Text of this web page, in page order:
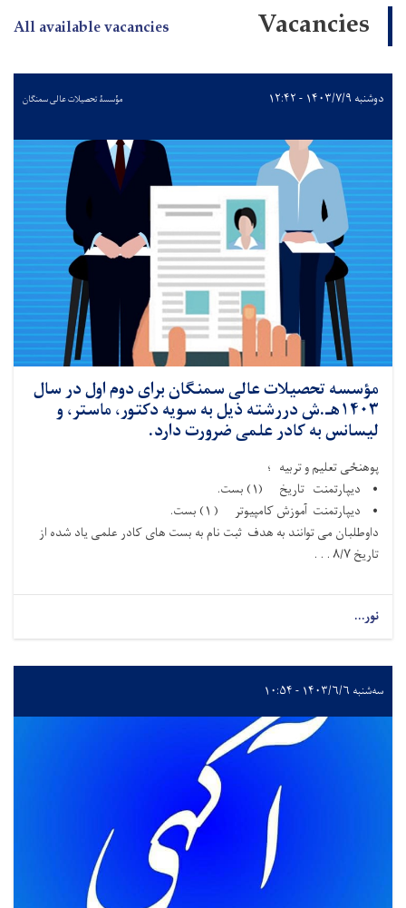
Vacancies
All available vacancies
دوشنبه ۱۴۰۳/۷/۹ - ۱۲:۴۲ مؤسسۀ تحصیلات عالی سمنگان
مؤسسه تحصیلات عالی سمنگان برای دوم اول در سال
۱۴۰۳هـ.ش دررشته ذیل به سویه دکتور، ماستر، و
لیسانس به کادر علمی ضرورت دارد.
پوهنځی تعلیم و تربیه ؛
• ديپارتمنت تاریخ (۱) بست.
• ديپارتمنت آموزش کامپیوتر ( ۱) بست.
داوطلبان می توانند به هدف ثبت نام به بست های کادر علمی یاد شده از
تاریخ۸/۷ . . .
نور...
سه‌شنبه ۱۴۰۳/۶/۶ - ۱۰:۵۴